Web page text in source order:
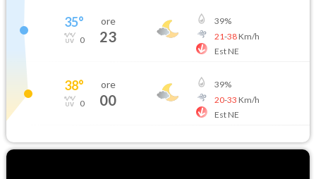
35°
0
ore
23
39%
21-38Km/h
Est NE
38°
0
ore
00
39%
20-33 Km/h
Est NE